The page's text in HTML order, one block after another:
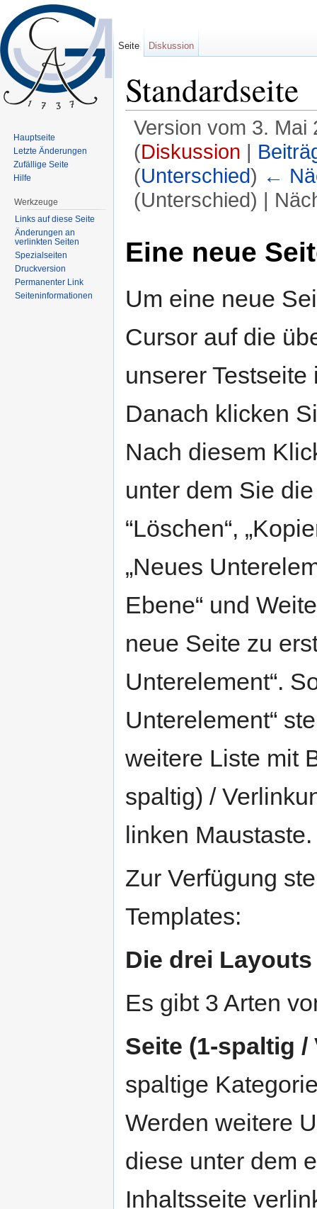
Standardseite
Version vom 3.
(Diskussion |
(Unterschied) ←
(Unterschied) |
Eine neue
Um eine neue
Cursor auf die
unserer Testseite
Danach klicken
Nach diesem
unter dem Sie die
“Löschen“,
„Neues
Ebene“ und
neue Seite zu
Unterelement“.
Unterelement“
weitere Liste mit
spaltig) /
linken Maustaste.
Zur Verfügung
Templates:
Die drei
Es gibt 3 Arten
Seite (1-spaltig
spaltige
Werden weitere
diese unter dem
Inhaltsseite
Seite Diskussion
Hauptseite
Letzte Änderungen
Zufällige Seite
Hilfe
Werkzeuge
Links auf diese Seite
Änderungen an
verlinkten Seiten
Spezialseiten
Druckversion
Permanenter Link
Seiten­informationen